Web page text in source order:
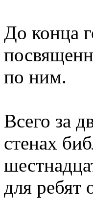
До конца
по ним.
Всего за
стенах
для ребят